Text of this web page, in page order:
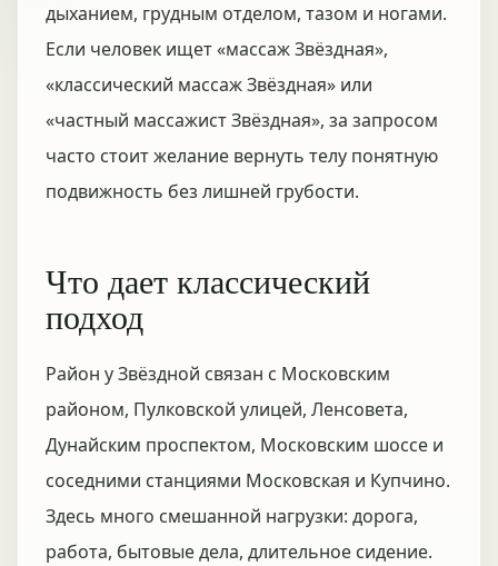
дыханием, грудным отделом, тазом и ногами.
Если человек ищет «массаж Звёздная»,
«классический массаж Звёздная» или
«частный массажист Звёздная», за запросом
часто стоит желание вернуть телу понятную
подвижность без лишней грубости.
Что дает классический
подход
Район у Звёздной связан с Московским
районом, Пулковской улицей, Ленсовета,
Дунайским проспектом, Московским шоссе и
соседними станциями Московская и Купчино.
Здесь много смешанной нагрузки: дорога,
работа, бытовые дела, длительное сидение.